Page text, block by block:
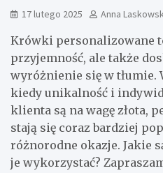
17 lutego 2025 Anna
Krówki personalizowane
przyjemność, ale także
wyróżnienie się w tłumie.
kiedy unikalność i
klienta są na wagę złota,
stają się coraz bardziej
różnorodne okazje. Jakie
je wykorzystać?